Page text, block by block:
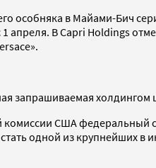
особняка в Майами-Бич
1 апреля. В Capri Holdings
запрашиваемая холдингом
комиссии США
одной из крупнейших в